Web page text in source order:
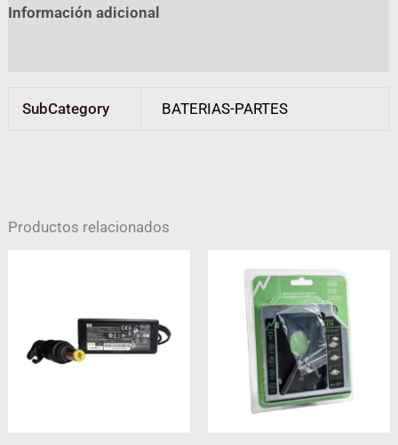
Información adicional
SubCategory BATERIAS-PARTES
Productos relacionados